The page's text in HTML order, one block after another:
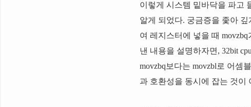
이렇게 시스템 밑바닥을 파고
알게 되었다. 궁금증을 좇아 깊
여 레지스터에 넣을 때
낸 내용을 설명하자면, 32bit
movzbq보다는 movzbl로 어셈
과 호환성을 동시에 잡는 것이